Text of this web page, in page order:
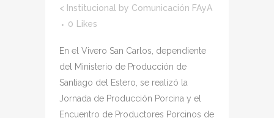
< Institucional by Comunicación FAyA
0 Likes
En el Vivero San Carlos, dependiente
del Ministerio de Producción de
Santiago del Estero, se realizó la
Jornada de Producción Porcina y el
Encuentro de Productores Porcinos de